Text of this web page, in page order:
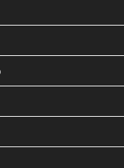
aba
aba
aba